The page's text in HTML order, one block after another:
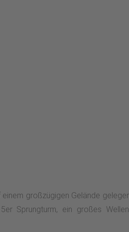
großzügigen Gelände
Sprungturm, ein großes